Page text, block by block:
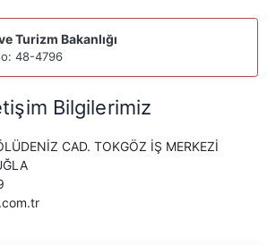
Turizm Bakanlığı
48-4796
Bilgilerimiz
CAD. TOKGÖZ İŞ MERKEZİ